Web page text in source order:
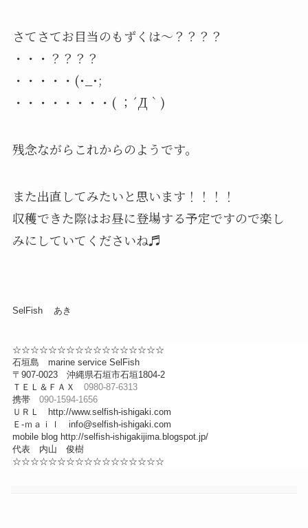
さてさてお目当のもずくは〜？？？？
・・・？？？？
・・・・・(･_･;
・・・・・・・・( ；´Д｀)
残念ながらこれからのようです。
また出直してみたいと思います！！！！
収穫できた際はお昼に登場する予定ですので楽し
みにしていてくださいね♬
SelFish あき
☆☆☆☆☆☆☆☆☆☆☆☆☆☆☆☆☆
石垣島 marine service SelFish
〒907-0023 沖縄県石垣市石垣1804-2
ＴＥＬ＆ＦＡＸ 0980-87-6313
携帯 090-1594-1656
ＵＲＬ http://www.selfish-ishigaki.com
Ｅ-ｍａｉｌ info@selfish-ishigaki.com
mobile blog http://selfish-ishigakijima.blogspot.jp/
代表 内山 俊樹
☆☆☆☆☆☆☆☆☆☆☆☆☆☆☆☆☆